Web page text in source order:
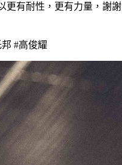
更有耐性，更有力量，謝
#高俊耀